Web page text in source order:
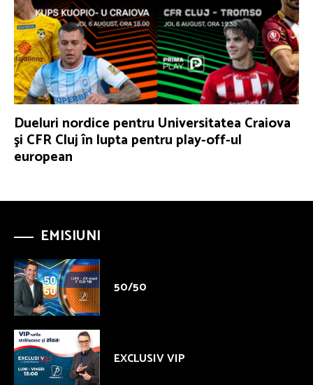
Dueluri nordice pentru Universitatea Craiova
şi CFR Cluj în lupta pentru play-off-ul
european
EMISIUNI
50/50
EXCLUSIV VIP